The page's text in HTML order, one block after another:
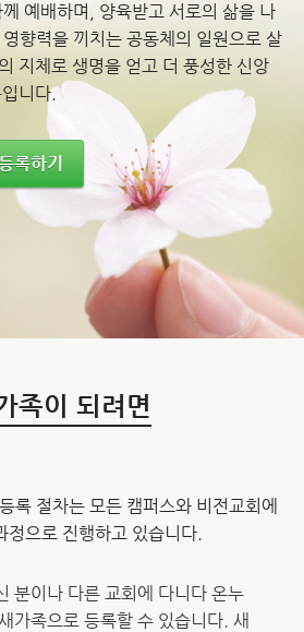
예배하며, 양육받고 서로의 삶을 나
향력을 끼치는 공동체의 일원으로 살
지체로 생명을 얻고 더 풍성한 신앙
니다.
록하기
족이 되려면
록 절차는 모든 캠퍼스와 비전교회에
정으로 진행하고 있습니다.
분이나 다른 교회에 다니다 온누
가족으로 등록할 수 있습니다. 새